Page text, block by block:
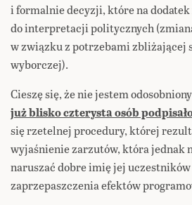
i formalnie decyzji, które na dodatek
do interpretacji politycznych
w związku z potrzebami zbliżającej
wyborczej).
Cieszę się, że nie jestem
już blisko czterysta osób
się rzetelnej procedury, której
wyjaśnienie zarzutów, która jednak
naruszać dobre imię jej
zaprzepaszczenia efektów